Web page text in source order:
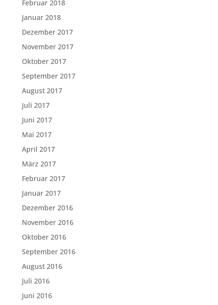
Februar 2018
Januar 2018
Dezember 2017
November 2017
Oktober 2017
September 2017
August 2017
Juli 2017
Juni 2017
Mai 2017
April 2017
März 2017
Februar 2017
Januar 2017
Dezember 2016
November 2016
Oktober 2016
September 2016
August 2016
Juli 2016
Juni 2016